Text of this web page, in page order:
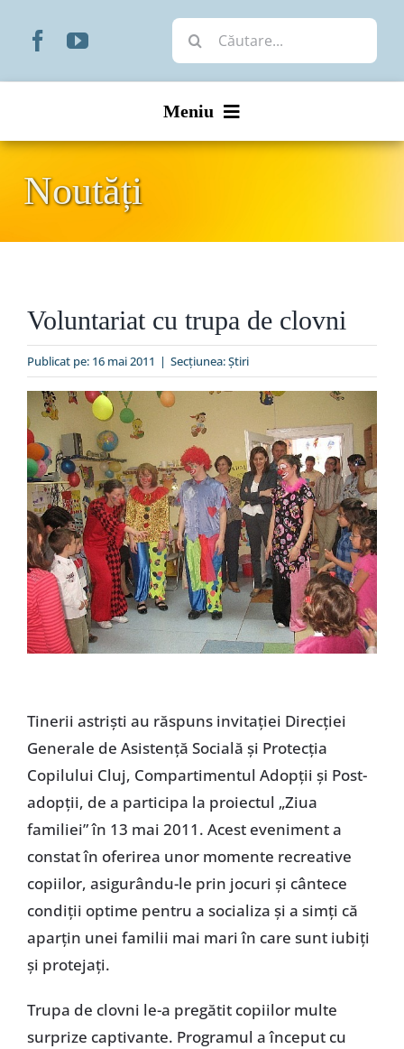
Cautare...
Meniu
Organizare
Liturgic
Special
Noutăți
Voluntariat cu trupa de clovni
Publicat pe: 16 mai 2011 | Secțiunea:Ştiri
Tinerii astrişti au răspuns invitaţiei Direcţiei
Generale de Asistenţă Socială şi Protecţia
Copilului Cluj, Compartimentul Adopţii şi Post-
adopţii, de a participa la proiectul „Ziua
familiei” în 13 mai 2011. Acest eveniment a
constat în oferirea unor momente recreative
copiilor, asigurându-le prin jocuri şi cântece
condiţii optime pentru a socializa şi a simţi că
aparţin unei familii mai mari în care sunt iubiţi
şi protejaţi.
Trupa de clovni le-a pregătit copiilor multe
surprize captivante. Programul a început cu